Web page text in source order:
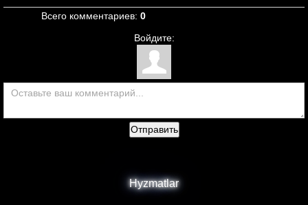
Всего комментариев: 0
Войдите:
Отправить
Hyzmatlar